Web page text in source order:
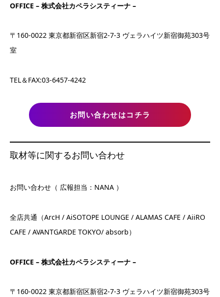
OFFICE – 株式会社カペラシスティーナ –
〒160-0022 東京都新宿区新宿2-7-3 ヴェラハイツ新宿御苑303号
室
TEL＆FAX:03-6457-4242
お問い合わせはコチラ
取材等に関するお問い合わせ
お問い合わせ（ 広報担当：NANA ）
全店共通（ArcH / AiSOTOPE LOUNGE / ALAMAS CAFE / AiiRO
CAFE / AVANTGARDE TOKYO/ absorb）
OFFICE – 株式会社カペラシスティーナ –
〒160-0022 東京都新宿区新宿2-7-3 ヴェラハイツ新宿御苑303号